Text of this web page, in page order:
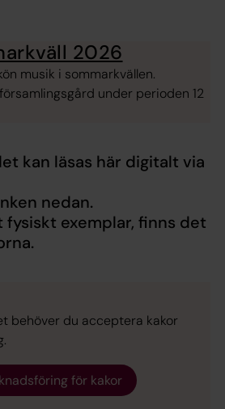
2026
musik i sommarkvällen.
under perioden 12
kan läsas här digitalt via
nedan.
fysiskt exemplar, finns det
behöver du acceptera kakor
för kakor